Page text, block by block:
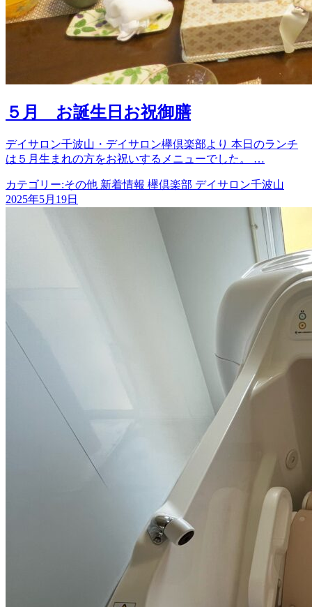
５月 お誕生日お祝御膳
デイサロン千波山・デイサロン欅倶楽部より 本日のランチ
は５月生まれの方をお祝いするメニューでした。 …
カテゴリー:その他 新着情報 欅倶楽部 デイサロン千波山
2025年5月19日